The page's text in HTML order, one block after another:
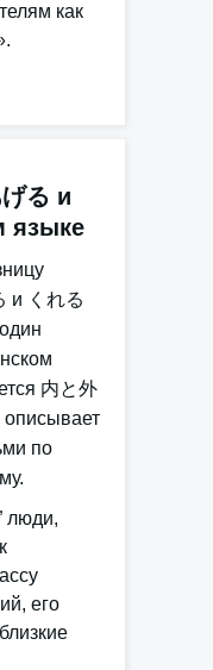
как
る и
языке
и くれる
内と外
по
люди,
его